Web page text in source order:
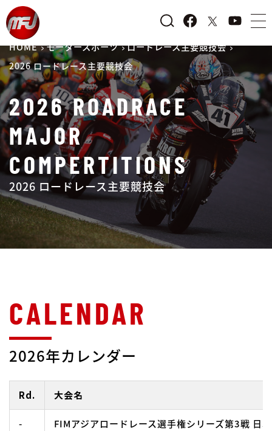
HOME モータースポーツ ロードレース主要競技会
2026 ロードレース主要競技会
2026 ROADRACE
MAJOR
COMPERTITIONS
2026 ロードレース主要競技会
2026年カレンダー
Rd. 大会名
- FIMアジアロードレース選手権シリーズ第3戦 日